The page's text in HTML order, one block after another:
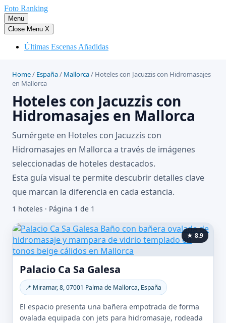
Saltar
al
contenido
Foto Ranking
Menu
Close Menu X
Últimas Escenas Añadidas
Home/ España/ Mallorca/ Hoteles con Jacuzzis con Hidromasajes
en Mallorca
Hoteles con Jacuzzis con
Hidromasajes en Mallorca
Sumérgete en Hoteles con Jacuzzis con
Hidromasajes en Mallorca a través de imágenes
seleccionadas de hoteles destacados.
Esta guía visual te permite descubrir detalles clave
que marcan la diferencia en cada estancia.
1 hoteles · Página 1 de 1
★ 8.9
Palacio Ca Sa Galesa
📍 Miramar, 8, 07001 Palma de Mallorca, España
El espacio presenta una bañera empotrada de forma
ovalada equipada con jets para hidromasaje, rodeada